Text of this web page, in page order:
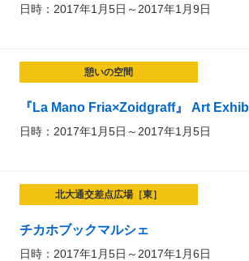
日時：2017年1月5日～2017年1月9日
憩いの空間
『La Mano Fria×Zoidgraff』 Art
日時：2017年1月5日～2017年1月5日
北大通交差点広場［東］
チカホブックマルシェ
日時：2017年1月5日～2017年1月6日